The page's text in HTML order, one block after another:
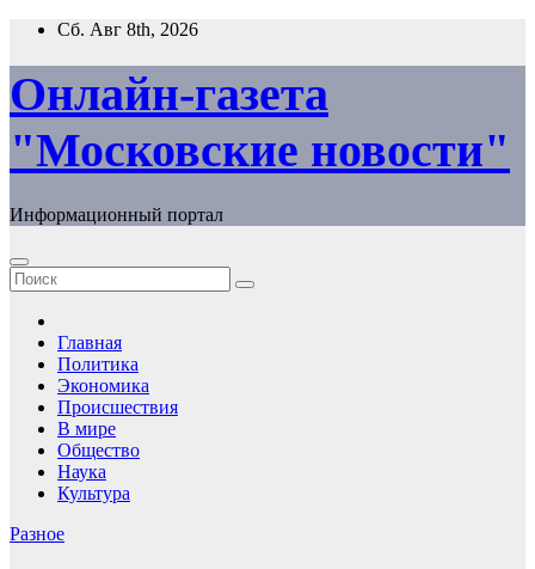
Перейти
содержимому
Сб. Авг 8th, 2026
Онлайн-газета
"Московские новости"
Информационный портал
Главная
Политика
Экономика
Происшествия
В мире
Общество
Наука
Культура
Разное